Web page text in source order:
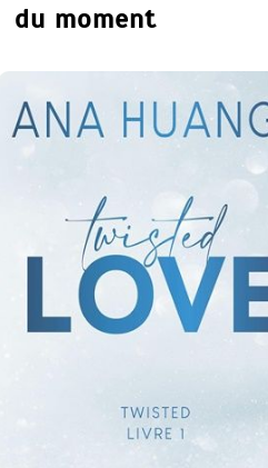
du moment